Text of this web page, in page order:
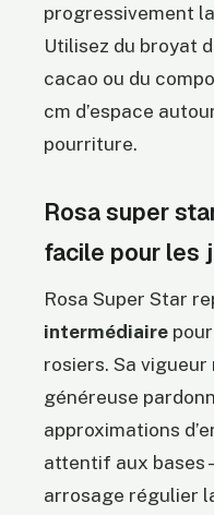
progressivement
Utilisez du broyat
cacao ou du
cm d’espace
pourriture.
Rosa super
facile pour les
Rosa Super Star
intermédiaire
rosiers. Sa
généreuse
approximations
attentif aux bases
arrosage régulier